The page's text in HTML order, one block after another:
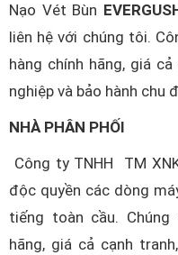
Nạo Vét Bùn
liên hệ với chúng tôi.
hàng chính hãng, giá
nghiệp và bảo hành chu
NHÀ PHÂN PHỐI
Công ty TNHH TM
độc quyền các dòng
tiếng toàn cầu.
hãng, giá cả cạnh